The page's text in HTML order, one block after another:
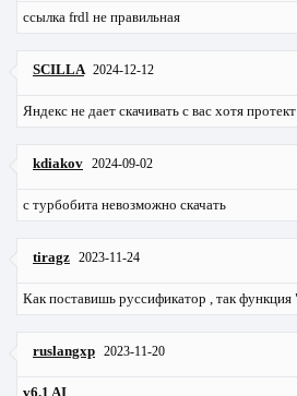
ссылка frdl не правильная
SCILLA 2024-12-12
Яндекс не дает скачивать с вас хотя
kdiakov 2024-09-02
с турбобита невозможно скачать
tiragz 2023-11-24
Как поставишь руссификатор , так функция
ruslangxp 2023-11-20
v6.1 AI